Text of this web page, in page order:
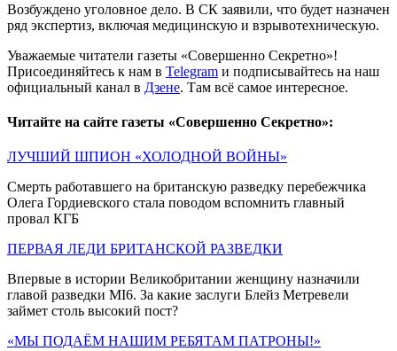
Возбуждено уголовное дело. В СК заявили, что будет назначен
ряд экспертиз, включая медицинскую и взрывотехническую.
Уважаемые читатели газеты «Совершенно Секретно»!
Присоединяйтесь к нам в Telegram и подписывайтесь на наш
официальный канал в Дзене. Там всё самое интересное.
Читайте на сайте газеты «Совершенно Секретно»:
ЛУЧШИЙ ШПИОН «ХОЛОДНОЙ ВОЙНЫ»
Смерть работавшего на британскую разведку перебежчика
Олега Гордиевского стала поводом вспомнить главный
провал КГБ
ПЕРВАЯ ЛЕДИ БРИТАНСКОЙ РАЗВЕДКИ
Впервые в истории Великобритании женщину назначили
главой разведки MI6. За какие заслуги Блейз Метревели
займет столь высокий пост?
«МЫ ПОДАЁМ НАШИМ РЕБЯТАМ ПАТРОНЫ!»